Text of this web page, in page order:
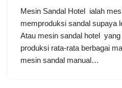
Mesin Sandal Hotel ialah
memproduksi sandal supaya
Atau mesin sandal hotel yang
produksi rata-rata berbagai
mesin sandal manual…